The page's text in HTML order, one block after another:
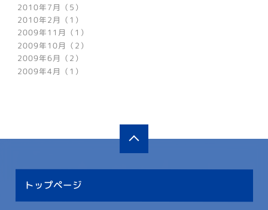
2010年7月（5）
2010年2月（1）
2009年11月（1）
2009年10月（2）
2009年6月（2）
2009年4月（1）
トップページ